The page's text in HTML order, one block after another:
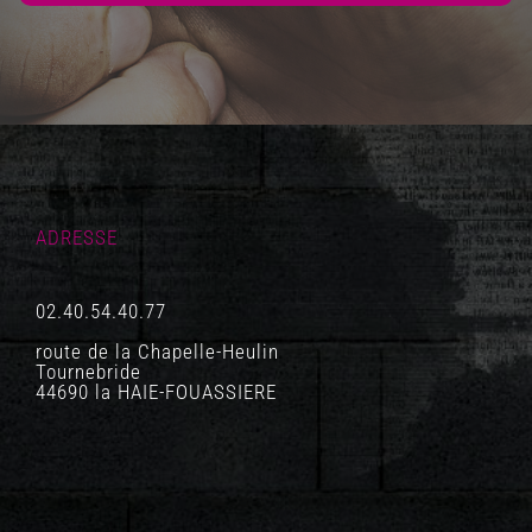
ADRESSE
02.40.54.40.77
route de la Chapelle-Heulin
Tournebride
44690 la HAIE-FOUASSIERE